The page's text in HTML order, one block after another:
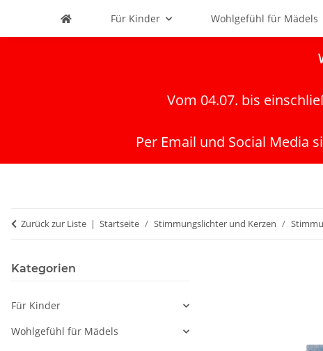
Für Kinder Wohlgefühl für Mädels
Vom 04.07. bis
Per Email und Social Media
Zurück zur Liste Startseite Stimmungslichter und Kerzen
Kategorien
Für Kinder
Wohlgefühl für Mädels